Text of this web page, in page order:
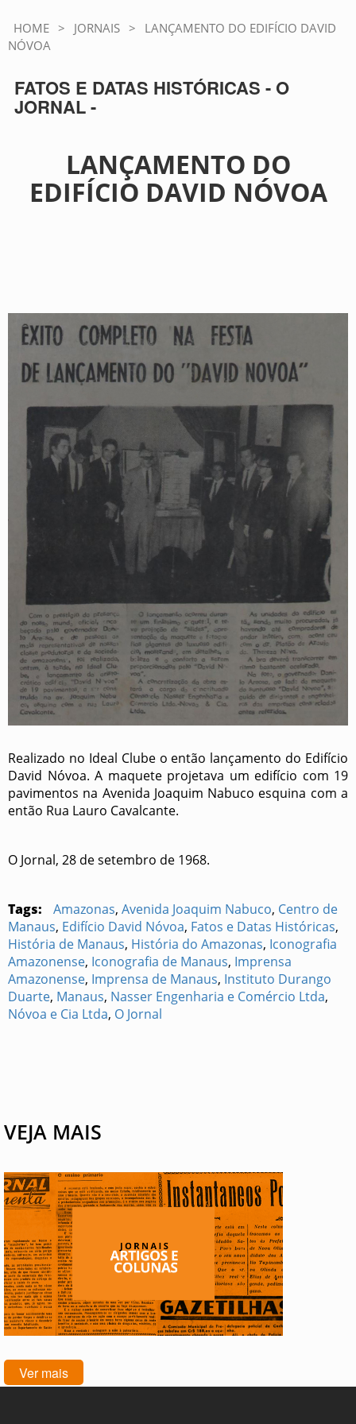
HOME > JORNAIS >
LANÇAMENTO DO EDIFÍCIO DAVID
NÓVOA
FATOS E DATAS HISTÓRICAS - O
JORNAL -
LANÇAMENTO DO
EDIFÍCIO DAVID NÓVOA
Realizado no Ideal Clube o então lançamento do Edifício
David Nóvoa. A maquete projetava um edifício com 19
pavimentos na Avenida Joaquim Nabuco esquina com a
então Rua Lauro Cavalcante.
O Jornal, 28 de setembro de 1968.
Tags: Amazonas, Avenida Joaquim Nabuco, Centro de
Manaus, Edifício David Nóvoa, Fatos e Datas Históricas,
História de Manaus, História do Amazonas, Iconografia
Amazonense, Iconografia de Manaus, Imprensa
Amazonense, Imprensa de Manaus, Instituto Durango
Duarte, Manaus, Nasser Engenharia e Comércio Ltda,
Nóvoa e Cia Ltda, O Jornal
VEJA MAIS
Ver mais